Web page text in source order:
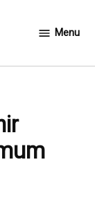
Menu